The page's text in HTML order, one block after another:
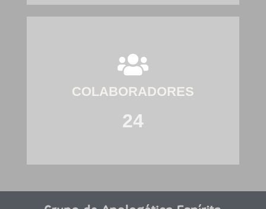
COLABORADORES
24